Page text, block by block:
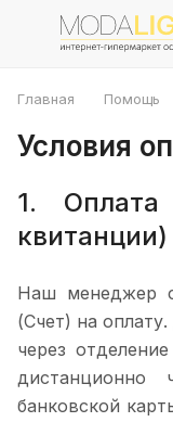
Главная Помощь
Условия
1.
квитанции)
Наш менеджер
(Счет) на
через
дистанционно
банковской